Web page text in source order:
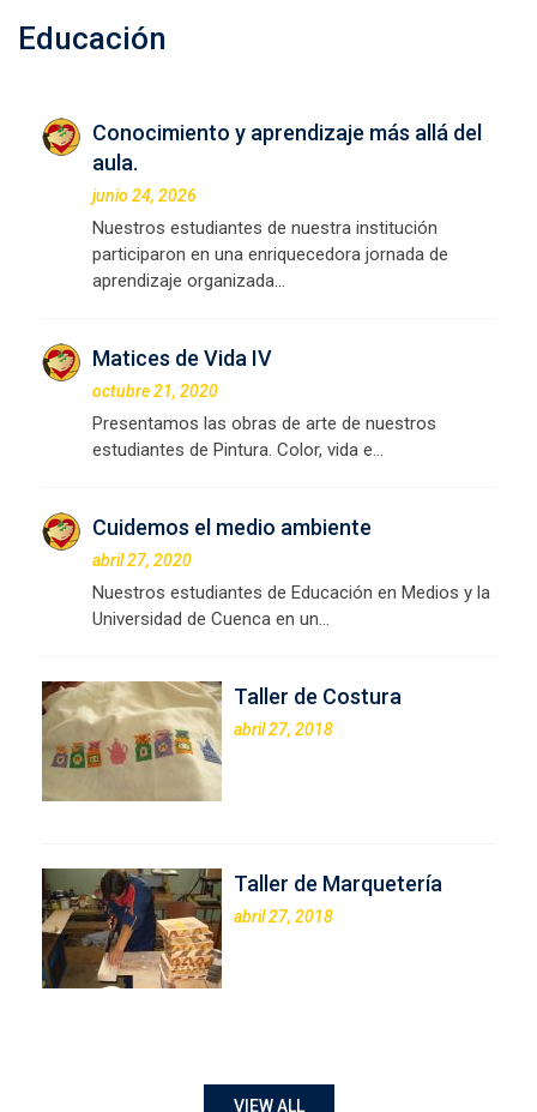
Educación
Conocimiento y aprendizaje más allá del
aula.
junio 24, 2026
Nuestros estudiantes de nuestra institución
participaron en una enriquecedora jornada de
aprendizaje organizada…
Matices de Vida IV
octubre 21, 2020
Presentamos las obras de arte de nuestros
estudiantes de Pintura. Color, vida e…
Cuidemos el medio ambiente
abril 27, 2020
Nuestros estudiantes de Educación en Medios y la
Universidad de Cuenca en un…
Taller de Costura
abril 27, 2018
Taller de Marquetería
abril 27, 2018
VIEW ALL